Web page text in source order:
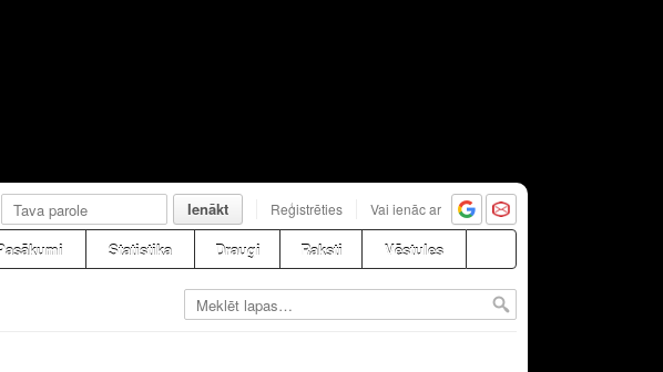
Ienākt Reģistrēties Vai ienāc ar
Statistika Draugi Raksti Vēstules